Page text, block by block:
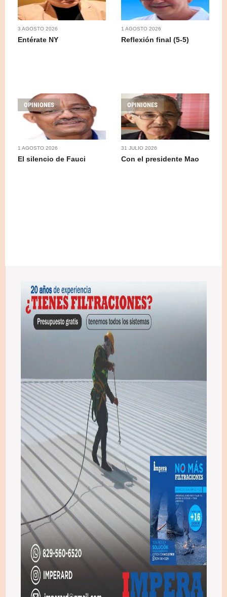
3 AGOSTO 2026
Entérate NY
1 AGOSTO 2026
Reflexión final (5-5)
OPINIONES
1 AGOSTO 2026
El silencio de Fauci
OPINIONES
31 JULIO 2026
Con el presidente Mao